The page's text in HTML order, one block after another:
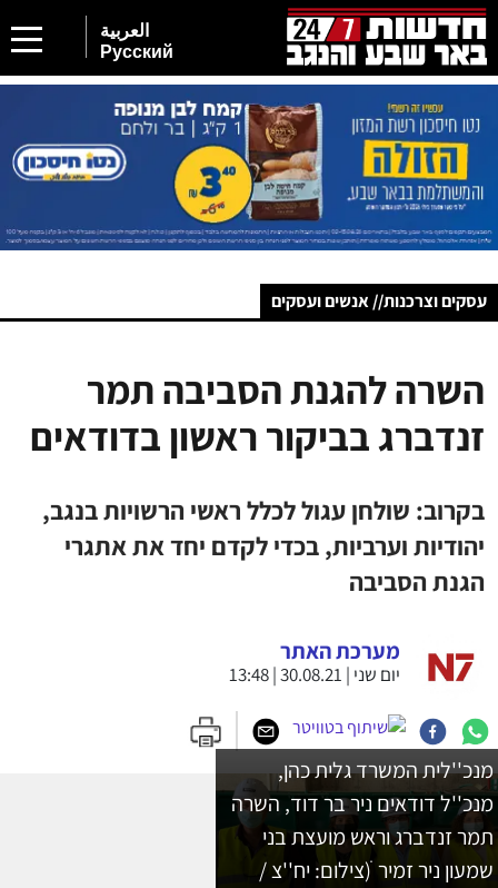
العربية
Русский
עסקים וצרכנות// אנשים ועסקים
השרה להגנת הסביבה תמר
זנדברג בביקור ראשון בדודאים
בקרוב: שולחן עגול לכלל ראשי הרשויות בנגב,
יהודיות וערביות, בכדי לקדם יחד את אתגרי
הגנת הסביבה
מערכת האתר
יום שני | 30.08.21 | 13:48
מנכ''לית המשרד גלית כהן,
מנכ''ל דודאים ניר בר דוד, השרה
תמר זנדברג וראש מועצת בני
שמעון ניר זמיר ׁ(צילום: יח''צ /